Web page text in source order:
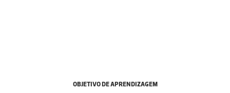
OBJETIVO DE APRENDIZAGEM